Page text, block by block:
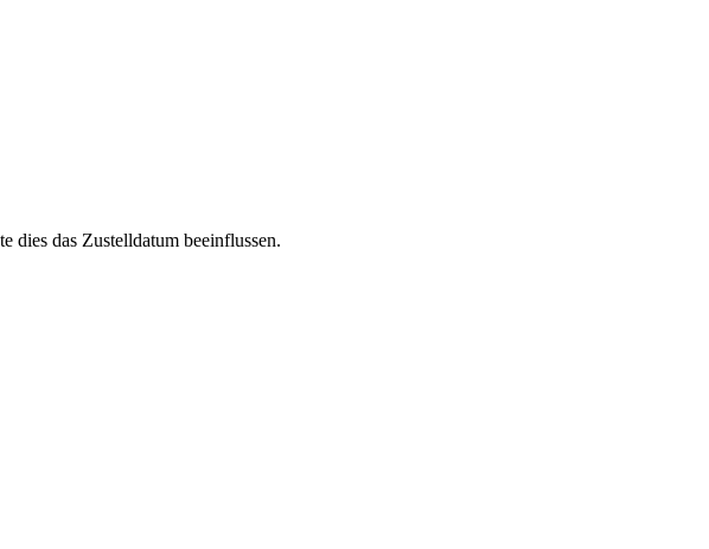
dies das Zustelldatum beeinflussen.